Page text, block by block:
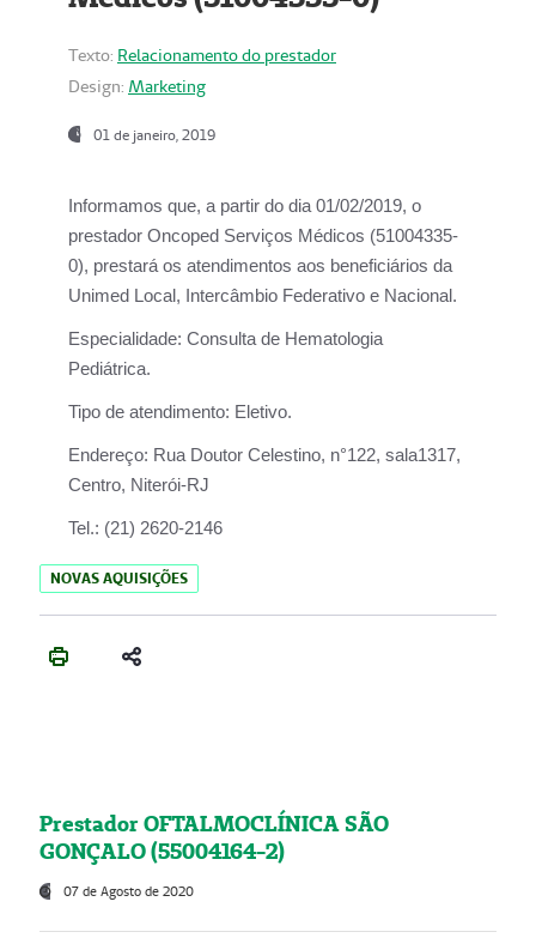
Texto: Relacionamento do prestador
Design: Marketing
01 de janeiro, 2019
Informamos que, a partir do dia 01/02/2019, o
prestador Oncoped Serviços Médicos (51004335-
0), prestará os atendimentos aos beneficiários da
Unimed Local, Intercâmbio Federativo e Nacional.
Especialidade: Consulta de Hematologia
Pediátrica.
Tipo de atendimento: Eletivo.
Endereço: Rua Doutor Celestino, n°122, sala1317,
Centro, Niterói-RJ
Tel.: (21) 2620-2146
NOVAS AQUISIÇÕES
Prestador OFTALMOCLÍNICA SÃO
GONÇALO (55004164-2)
07 de Agosto de 2020